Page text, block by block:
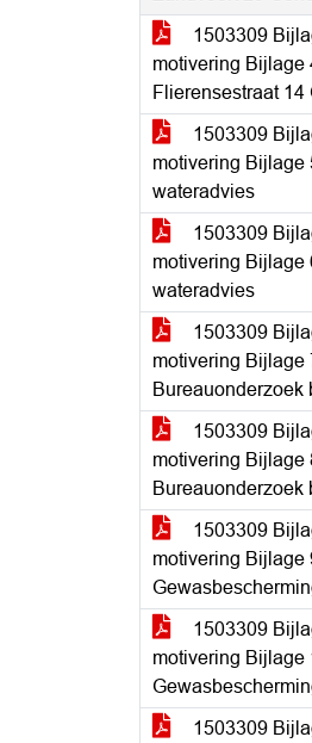
1503309
motivering Bijlage
Flierensestraat 14
1503309
motivering Bijlage
wateradvies
1503309
motivering Bijlage
wateradvies
1503309
motivering Bijlage
Bureauonderzoek
1503309
motivering Bijlage
Bureauonderzoek
1503309
motivering Bijlage
1503309
motivering Bijlage
1503309